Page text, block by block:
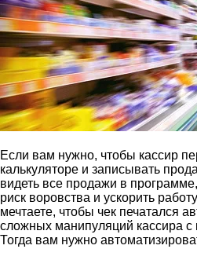
Если вам нужно, чтобы кассир
калькуляторе и записывать
видеть все продажи в
риск воровства и ускорить
мечтаете, чтобы чек печатался
сложных манипуляций кассира
Тогда вам нужно